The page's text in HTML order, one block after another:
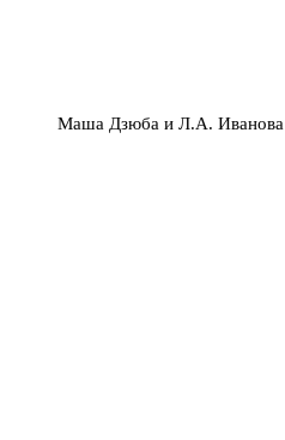
Маша Дзюба и Л.А. Иванова